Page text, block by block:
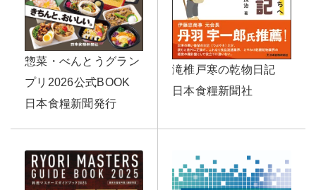
惣菜・べんとうグラン
プリ2026公式BOOK
日本食糧新聞発行
滝椎戸寒の乾物日記
日本食糧新聞社